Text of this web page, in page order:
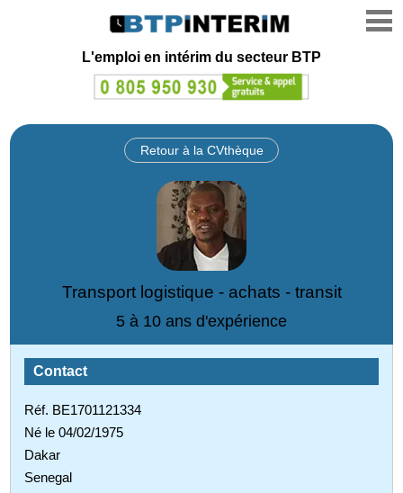
L'emploi en intérim du secteur BTP
Retour à la CVthèque
Transport logistique - achats - transit
5 à 10 ans d'expérience
Contact
Réf. BE1701121334
Né le 04/02/1975
Dakar
Senegal